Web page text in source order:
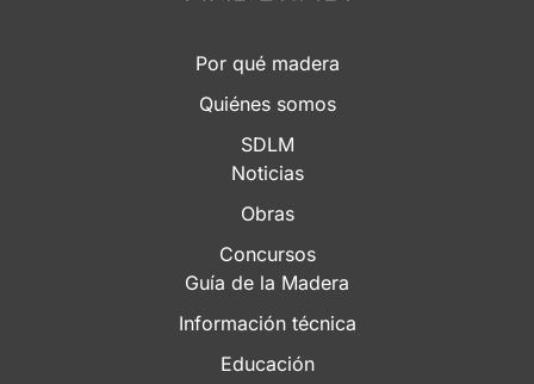
Por qué madera
Quiénes somos
SDLM
Noticias
Obras
Concursos
Guía de la Madera
Información técnica
Educación